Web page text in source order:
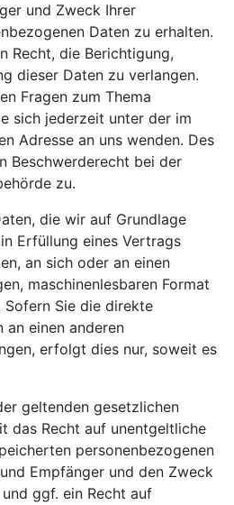
und Zweck Ihrer
Daten zu erhalten.
Recht, die Berichtigung,
dieser Daten zu verlangen.
Fragen zum Thema
sich jederzeit unter der im
Adresse an uns wenden. Des
Beschwerderecht bei der
zu.
die wir auf Grundlage
Erfüllung eines Vertrags
an sich oder an einen
maschinenlesbaren Format
Sofern Sie die direkte
einen anderen
erfolgt dies nur, soweit es
geltenden gesetzlichen
das Recht auf unentgeltliche
personenbezogenen
Empfänger und den Zweck
ggf. ein Recht auf